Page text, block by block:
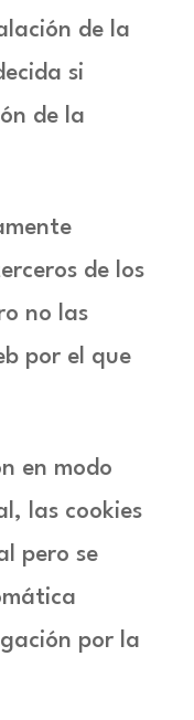
de la
si
de la
de los
no las
por el que
en modo
las cookies
pero se
por la